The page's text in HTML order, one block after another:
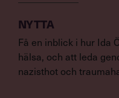
NYTTA
Få en inblick i hur Ida
hälsa, och att leda
nazisthot och